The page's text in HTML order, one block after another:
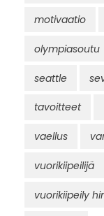
motivaatio
olympiasoutu
seattle
tavoitteet
vaellus
vuorikiipeilijä
vuorikiipeily